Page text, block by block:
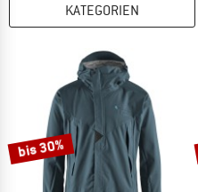
KATEGORIEN
bis 30%